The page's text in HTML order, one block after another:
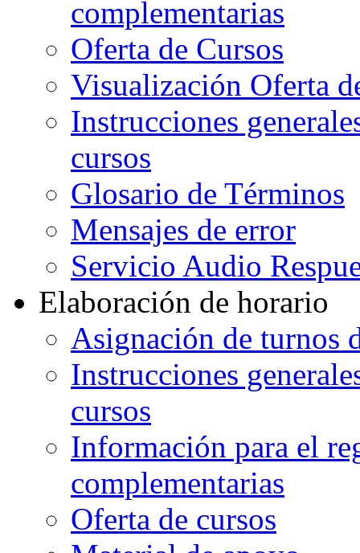
complementarias
Oferta de Cursos
Visualización Oferta
Instrucciones
cursos
Glosario de Términos
Mensajes de error
Servicio Audio
Elaboración de horario
Asignación de turnos
Instrucciones
cursos
Información para el
complementarias
Oferta de cursos